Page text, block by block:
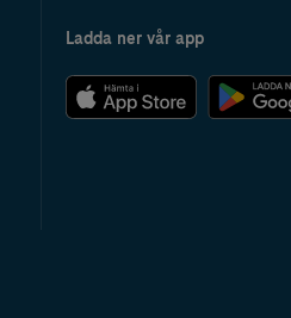
Ladda ner vår app